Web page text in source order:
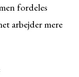
fordeles
arbejder mere